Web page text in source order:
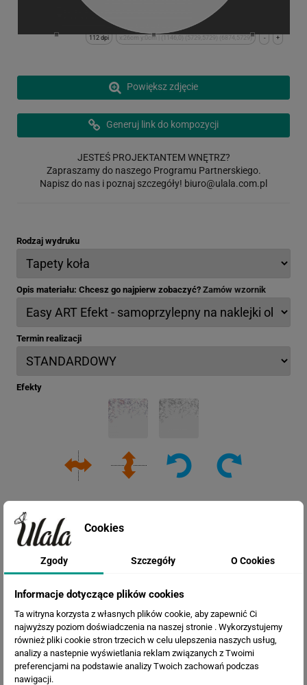
+
-
x:26cm y:0cm | (1146,0) (5729,5729) (6874,5729)
112 dpi
Powiększ zdjęcie
Generuj link do kompozycji
JESTEŚ PROJEKTANTEM WNĘTRZ?
Zapraszamy do naszego Programu Partnerskiego.
Napisz do nas i poznaj szczegóły! biuro@ulala.com.pl
Rodzaj wydruku
Opis materiału: Chcesz go najpierw zobaczyć? Zamów wzornik
Termin realizacji
Efekty
Cena przed rabatem: 582.90 zł
Rabat:131.37 zł
Cena po rabacie: 451.53 zł
Cookies
Zgody Szczegóły O Cookies
Informacje dotyczące plików cookies
Ta witryna korzysta z własnych plików cookie, aby zapewnić Ci
najwyższy poziom doświadczenia na naszej stronie . Wykorzystujemy
również pliki cookie stron trzecich w celu ulepszenia naszych usług,
analizy a nastepnie wyświetlania reklam związanych z Twoimi
preferencjami na podstawie analizy Twoich zachowań podczas
nawigacji.